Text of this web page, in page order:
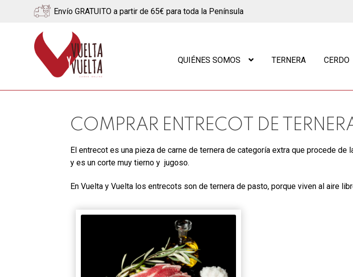
Envío GRATUITO a partir de 65€ para toda la Península
Ir
a
navegación
Ir
al
contenido
QUIÉNES SOMOS TERNERA CERDO
COMPRAR ENTRECOT DE
El entrecot es una pieza de carne de ternera de categoría extra que procede
y es un corte muy tierno y jugoso.
En Vuelta y Vuelta los entrecots son de ternera de pasto, porque viven al aire